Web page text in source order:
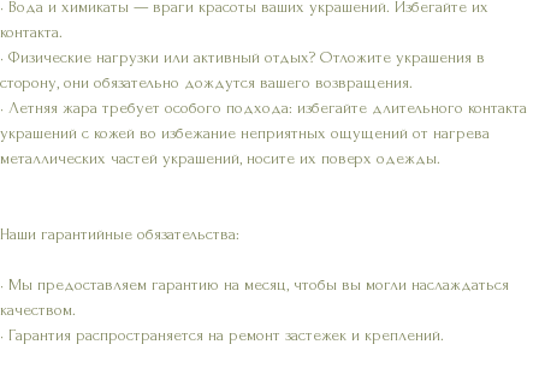
• Вода и химикаты — враги красоты ваших украшений. Избегайте их
контакта.
• Физические нагрузки или активный отдых? Отложите украшения в
сторону, они обязательно дождутся вашего возвращения.
• Летняя жара требует особого подхода: избегайте длительного контакта
украшений с кожей во избежание неприятных ощущений от нагрева
металлических частей украшений, носите их поверх одежды.
Наши гарантийные обязательства:
• Мы предоставляем гарантию на месяц, чтобы вы могли наслаждаться
качеством.
• Гарантия распространяется на ремонт застежек и креплений.